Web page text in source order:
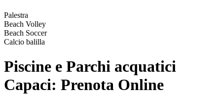
Palestra
Beach Volley
Beach Soccer
Calcio balilla
Piscine e Parchi acquatici
Capaci: Prenota Online